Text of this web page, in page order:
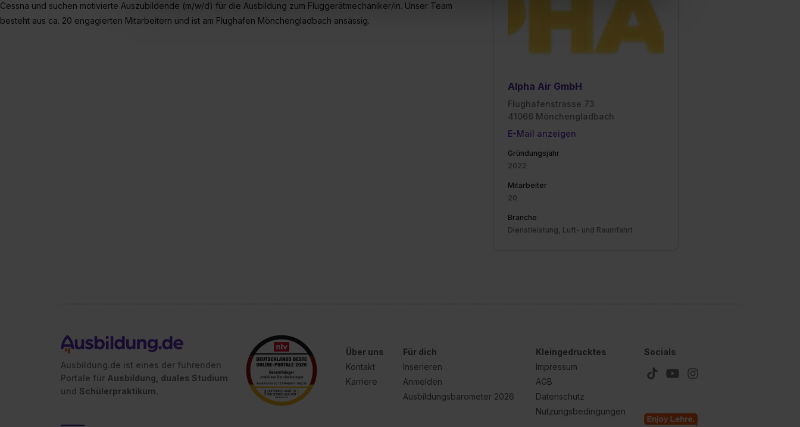
Verwendungszwecke zulassen, triff deine Auswahl über die Checkboxen und klick auf „Auswahl erlauben“. Die
Einwilligung zur Platzierung von Cookies der Kategorien „Präferenzen“, „Statistiken“ und „Social Media und Marketing“
umfasst hierbei die Einwilligung zur Übermittlung deiner Daten in die USA (Art. 49 Abs. 1 S. 1 lit. a) DS-GVO). Die USA
verfügen über kein angemessenes Datenschutzniveau (EuGH – Schrems II). Du kannst die von dir erteilte Einwilligung
Alpha Air GmbH
Flughafenstrasse 73
41066 Mönchengladbach
E-Mail anzeigen
Gründungsjahr
2022
Mitarbeiter
20
Branche
Dienstleistung, Luft- und Raumfahrt
Cessna und suchen motivierte Auszubildende (m/w/d) für die Ausbildung zum Fluggerätmechaniker/in. Unser Team
besteht aus ca. 20 engagierten Mitarbeitern und ist am Flughafen Mönchengladbach ansässig.
Ausbildung.de ist eines der führenden
Portale für Ausbildung, duales Studium
und Schülerpraktikum.
Über uns
Kontakt
Karriere
Für dich
Inserieren
Anmelden
Ausbildungsbarometer 2026
Kleingedrucktes
Impressum
AGB
Datenschutz
Nutzungsbedingungen
Socials